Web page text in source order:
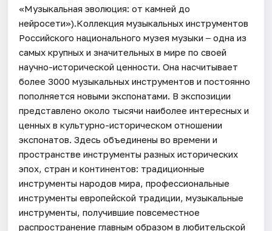
«Музыкальная эволюция: от камней до
нейросети»).Коллекция музыкальных инструментов
Российского национального музея музыки ‒ одна из
самых крупных и значительных в мире по своей
научно-исторической ценности. Она насчитывает
более 3000 музыкальных инструментов и постоянно
пополняется новыми экспонатами. В экспозиции
представлено около тысячи наиболее интересных и
ценных в культурно-историческом отношении
экспонатов. Здесь объединены во времени и
пространстве инструменты разных исторических
эпох, стран и континентов: традиционные
инструменты народов мира, профессиональные
инструменты европейской традиции, музыкальные
инструменты, получившие повсеместное
распространение главным образом в любительской